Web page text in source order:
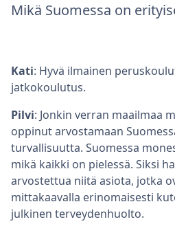
Mikä Suomessa on
Kati: Hyvä ilmainen
jatkokoulutus.
Pilvi: Jonkin verran maailmaa
oppinut arvostamaan
turvallisuutta. Suomessa
mikä kaikki on pielessä. Siksi
arvostettua niitä asiota, jotka
mittakaavalla erinomaisesti
julkinen terveydenhuolto.